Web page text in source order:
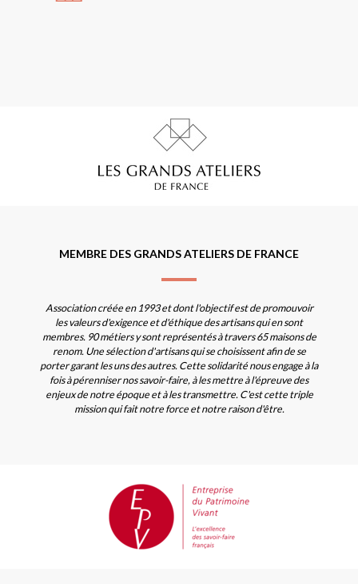
MEMBRE DES GRANDS ATELIERS DE FRANCE
Association créée en 1993 et dont l'objectif est de promouvoir
les valeurs d'exigence et d'éthique des artisans qui en sont
membres. 90 métiers y sont représentés à travers 65 maisons de
renom. Une sélection d'artisans qui se choisissent afin de se
porter garant les uns des autres. Cette solidarité nous engage à la
fois à pérenniser nos savoir-faire, à les mettre à l'épreuve des
enjeux de notre époque et à les transmettre. C'est cette triple
mission qui fait notre force et notre raison d'être.